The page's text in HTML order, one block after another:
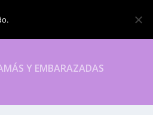
Y EMBARAZADAS